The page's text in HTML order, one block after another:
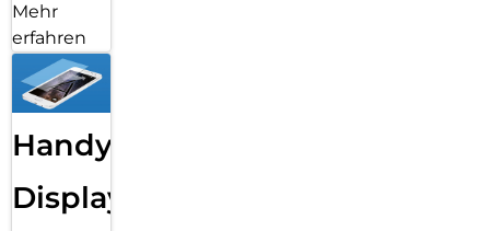
Mehr
erfahren
Handy
Displayfolie